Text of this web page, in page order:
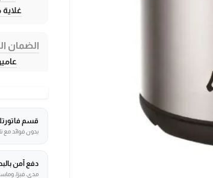
غلاية
الضمان
قسم فاتورتك
بدون فوائد مع
دفع آمن
مدى، فيزا،